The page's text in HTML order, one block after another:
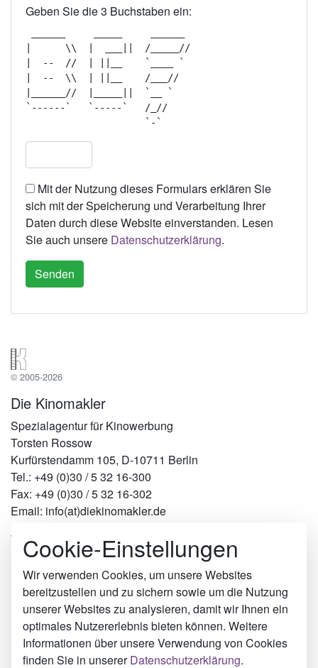
Geben Sie die 3 Buchstaben ein:
|      \\  |  ___||  /_____//
|  --  //  | ||__    `____ `
|  --  \\  | ||__    /___//
|______//  |_____||  `__ `
`------`   `-----`   /_//
Mit der Nutzung dieses Formulars erklären Sie
sich mit der Speicherung und Verarbeitung Ihrer
Daten durch diese Website einverstanden. Lesen
Sie auch unsere Datenschutzerklärung.
© 2005-2026
Die Kinomakler
Spezialagentur für Kinowerbung
Torsten Rossow
Kurfürstendamm 105, D-10711 Berlin
Tel.: +49 (0)30 / 5 32 16-300
Fax: +49 (0)30 / 5 32 16-302
Email: info(at)diekinomakler.de
Werben in Städten
Berlin
Hamburg
München
Köln
Syke
Lörrach
Neubrandenburg
Cookie-Einstellungen
Wir verwenden Cookies, um unsere Websites
bereitzustellen und zu sichern sowie um die Nutzung
unserer Websites zu analysieren, damit wir Ihnen ein
optimales Nutzererlebnis bieten können. Weitere
Informationen über unsere Verwendung von Cookies
finden Sie in unsererDatenschutzerklärung.